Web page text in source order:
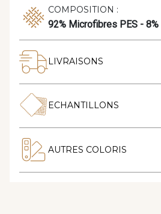
COMPOSITION :
92% Microfibres PES - 8%
LIVRAISONS
ECHANTILLONS
AUTRES COLORIS